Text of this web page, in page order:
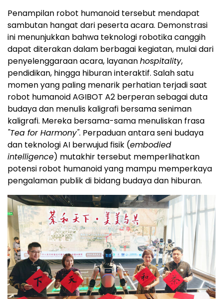
Penampilan robot humanoid tersebut mendapat
sambutan hangat dari peserta acara. Demonstrasi
ini menunjukkan bahwa teknologi robotika canggih
dapat diterakan dalam berbagai kegiatan, mulai dari
penyelenggaraan acara, layananhospitality,
pendidikan, hingga hiburan interaktif. Salah satu
momen yang paling menarik perhatian terjadi saat
robot humanoid AGIBOT A2 berperan sebagai duta
budaya dan menulis kaligrafi bersama seniman
kaligrafi. Mereka bersama-sama menuliskan frasa
"Tea for Harmony". Perpaduan antara seni budaya
dan teknologi AI berwujud fisik (embodied
intelligence) mutakhir tersebut memperlihatkan
potensi robot humanoid yang mampu memperkaya
pengalaman publik di bidang budaya dan hiburan.